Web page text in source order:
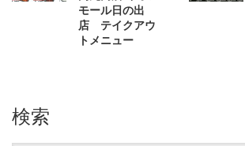
モール日の出
店 テイクアウ
トメニュー
検索